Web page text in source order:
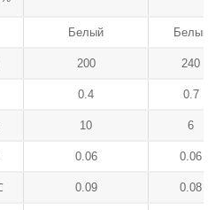
Белый Белый
200 240
0.4 0.7
10 6
0.06 0.06
0.09 0.08